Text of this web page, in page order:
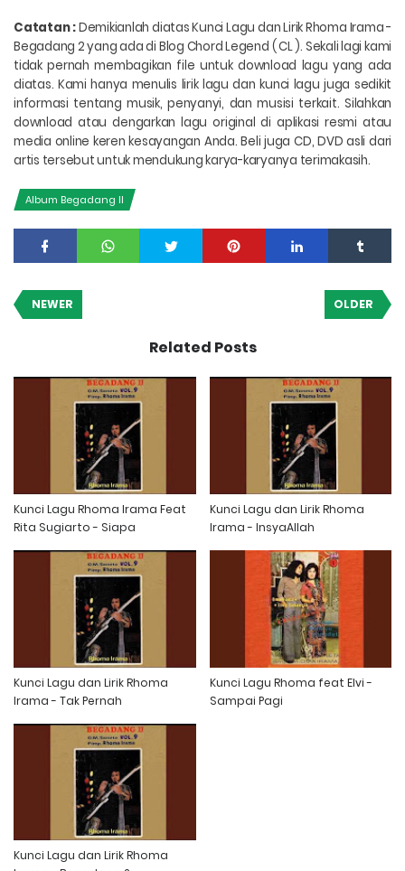
Catatan :Demikianlah diatasKunci Lagu dan Lirik Rhoma Irama -
Begadang 2yang ada di Blog Chord Legend ( CL ). Sekali lagi kami
tidak pernah membagikan file untuk download lagu yang ada
diatas. Kami hanya menulis lirik lagu dan kunci lagu juga sedikit
informasi tentang musik, penyanyi, dan musisi terkait. Silahkan
download atau dengarkan lagu original di aplikasi resmi atau
media online keren kesayangan Anda. Beli juga CD, DVD asli dari
artis tersebut untuk mendukung karya-karyanya terimakasih.
Album Begadang II
NEWER OLDER
Related Posts
Kunci Lagu Rhoma Irama Feat
Rita Sugiarto - Siapa
Kunci Lagu dan Lirik Rhoma
Irama - InsyaAllah
Kunci Lagu dan Lirik Rhoma
Irama - Tak Pernah
Kunci Lagu Rhoma feat Elvi -
Sampai Pagi
Kunci Lagu dan Lirik Rhoma